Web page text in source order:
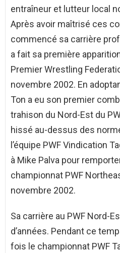
entraîneur et lutteur local
Après avoir maîtrisé ces
commencé sa carrière
a fait sa première
Premier Wrestling
novembre 2002. En
Ton a eu son premier
trahison du Nord-Est du
hissé au-dessus des
l’équipe PWF Vindication
à Mike Palva pour
championnat PWF
novembre 2002.
Sa carrière au PWF Nord-
d’années. Pendant ce
fois le championnat PWF